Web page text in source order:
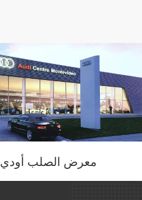
معرض الصلب أودي